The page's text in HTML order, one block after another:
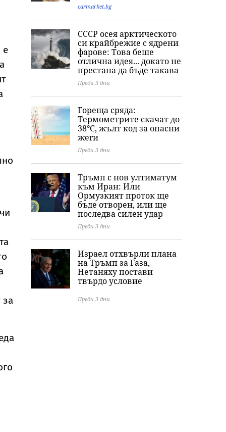
е
за
carmarket.bg
СССР осея арктическото
си крайбрежие с ядрени
фарове: Това беше
отлична идея... докато не
престана да бъде такава
Преди 3 дни
Гореща сряда:
Термометрите скачат до
38°C, жълт код за опасни
жеги
Преди 3 дни
Тръмп с нов ултиматум
към Иран: Или
Ормузкият проток ще
бъде отворен, или ще
последва силен удар
Преди 3 дни
Израел отхвърли плана
на Тръмп за Газа,
Нетаняху постави
твърдо условие
Преди 3 дни